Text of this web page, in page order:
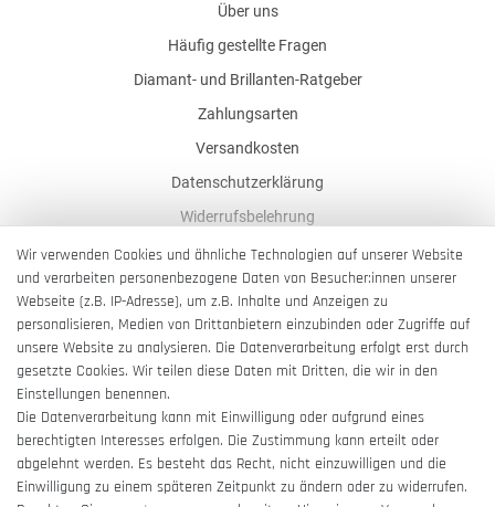
Über uns
Häufig gestellte Fragen
Diamant- und Brillanten-Ratgeber
Zahlungsarten
Versandkosten
Datenschutzerklärung
Widerrufsbelehrung
AGB
Impressum
Barrierefreiheitserklärung
Vertrag widerrufen
Wir verwenden Cookies und ähnliche Technologien auf unserer Website
und verarbeiten personenbezogene Daten von Besucher:innen unserer
Webseite (z.B. IP-Adresse), um z.B. Inhalte und Anzeigen zu
personalisieren, Medien von Drittanbietern einzubinden oder Zugriffe auf
unsere Website zu analysieren. Die Datenverarbeitung erfolgt erst durch
gesetzte Cookies. Wir teilen diese Daten mit Dritten, die wir in den
Einstellungen benennen.
Die Datenverarbeitung kann mit Einwilligung oder aufgrund eines
berechtigten Interesses erfolgen. Die Zustimmung kann erteilt oder
abgelehnt werden. Es besteht das Recht, nicht einzuwilligen und die
Einwilligung zu einem späteren Zeitpunkt zu ändern oder zu widerrufen.